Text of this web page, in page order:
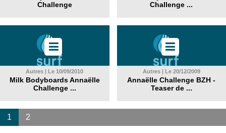
Challenge
Challenge ...
Autres | Le 10/09/2010
Milk Bodyboards Annaëlle
Challenge ...
Autres | Le 20/12/2009
Annaëlle Challenge BZH -
Teaser de ...
1 2